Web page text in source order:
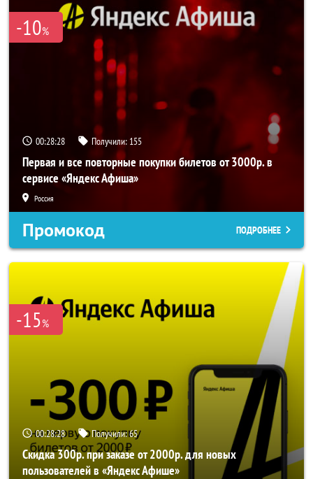
-10%
00:28:25 Получили: 155
Первая и все повторные покупки билетов от 3000р. в
сервисе «Яндекс Афиша»
Россия
Промокод ПОДРОБНЕЕ
-15%
00:28:25 Получили:65
Скидка 300р. при заказе от 2000р. для новых
пользователей в «Яндекс Афише»